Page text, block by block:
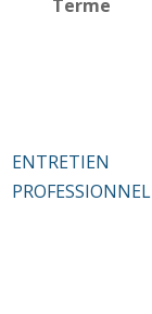
Terme
ENTRETIEN
PROFESSIONNEL